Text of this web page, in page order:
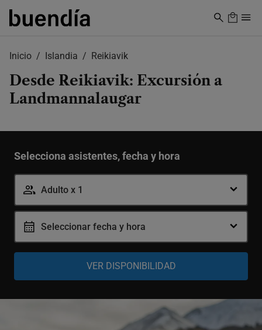
Skip
Inicio Islandia Reikiavik
Desde Reikiavik: Excursión a
Landmannalaugar
Selecciona asistentes, fecha y hora
Adulto x 1
Adulto
- +
Seleccionar fecha y hora